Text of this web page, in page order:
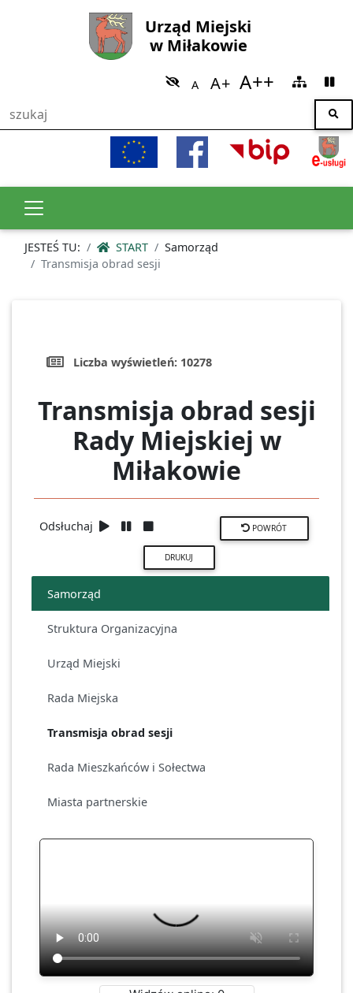
Urząd Miejski
w Miłakowie
JESTEŚ TU: START
Samorząd
Transmisja obrad sesji
Liczba wyświetleń: 10278
Transmisja obrad sesji
Rady Miejskiej w
Miłakowie
Odsłuchaj POWRÓT
Samorząd
Struktura Organizacyjna
Urząd Miejski
Rada Miejska
Transmisja obrad sesji
Rada Mieszkańców i Sołectwa
Miasta partnerskie